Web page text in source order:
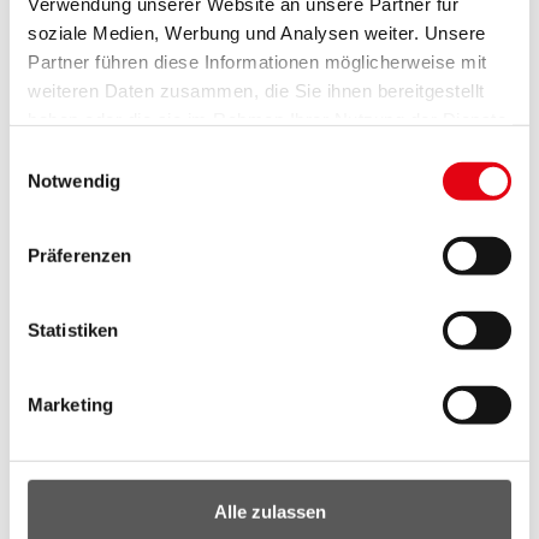
soziale Medien, Werbung und Analysen weiter. Unsere
Partner führen diese Informationen möglicherweise mit
weiteren Daten zusammen, die Sie ihnen bereitgestellt
Notwendig
Präferenzen
Statistiken
Marketing
Alle zulassen
Technologieentwicklung in der
heimischen Wirtschaft fördern“ mit Mag.
Karin TAUSZ, FFG - Österreichische